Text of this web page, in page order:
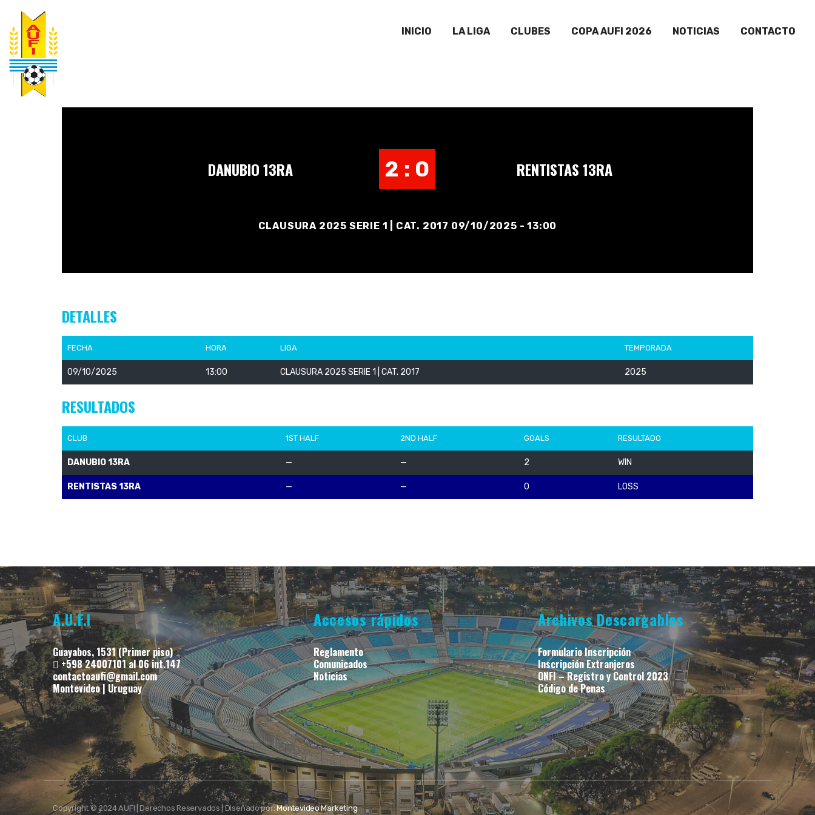
INICIO LA LIGA CLUBES COPA AUFI 2026 NOTICIAS CONTACTO
DANUBIO 13RA 2 : 0 RENTISTAS 13RA
CLAUSURA 2025 SERIE 1 | CAT. 2017 09/10/2025 - 13:00
DETALLES
FECHA HORA LIGA TEMPORADA
09/10/2025 13:00 CLAUSURA 2025 SERIE 1 | CAT. 2017 2025
RESULTADOS
CLUB 1ST HALF 2ND HALF GOALS RESULTADO
DANUBIO 13RA — — 2 WIN
RENTISTAS 13RA — — 0 LOSS
A.U.F.I
Guayabos, 1531 (Primer piso)
+598 24007101 al 06 int.147
contactoaufi@gmail.com
Montevideo | Uruguay
Accesos rápidos
Reglamento
Comunicados
Noticias
Archivos Descargables
Formulario Inscripción
Inscripción Extranjeros
ONFI – Registro y Control 2023
Código de Penas
Copyright © 2024 AUFI | Derechos Reservados | Diseñado por:Montevideo Marketing